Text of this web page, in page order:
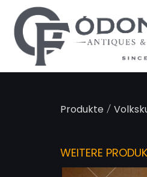
Produkte/
WEITERE
Cookie-Einstellungen